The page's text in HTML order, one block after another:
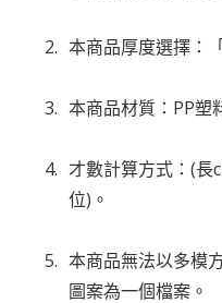
本商品厚度選擇：
本商品材質：PP塑
才數計算方式：(長
位)。
本商品無法以多模
圖案為一個檔案。